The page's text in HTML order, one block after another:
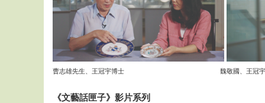
曹志雄先生、王冠宇博士 魏敬國、王冠宇
《文藝話匣子》影片系列